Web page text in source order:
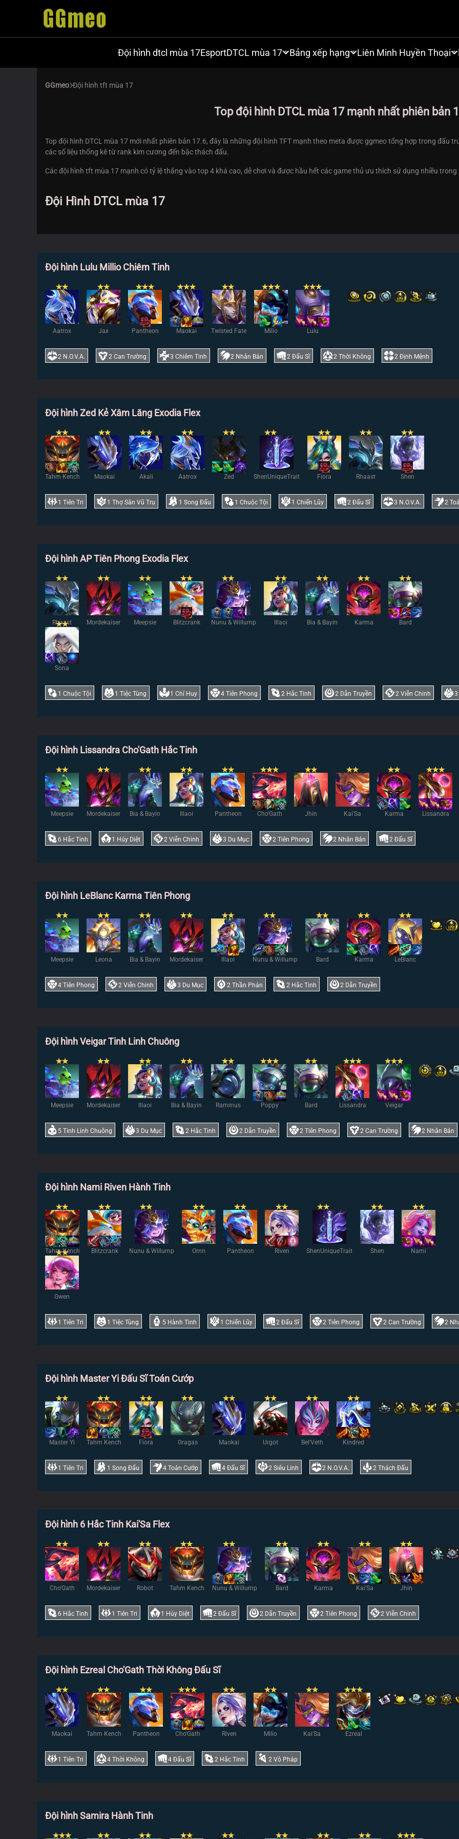
Đội hình dtcl mùa 17EsportDTCL mùa 17 Bảng xếp hạng Liên Minh Huyền Thoại
GGmeo Đội hình tft mùa 17
Top đội hình DTCL mùa 17 mạnh nhất phiên bản
Top đội hình DTCL mùa 17 mới nhất phiên bản 17.6, đây là những đội hình TFT mạnh theo meta được ggmeo tổng hợp trong đấu
các số liệu thống kê từ rank kim cương đến bậc thách đấu.
Các đội hình tft mùa 17 mạnh có tỷ lệ thắng vào top 4 khá cao, dễ chơi và được hầu hết các game thủ ưu thích sử dụng nhiều trong
Đội Hình DTCL mùa 17
Đội hình Lulu Millio Chiêm Tinh
✭✭
Aatrox
✭✭
Jax
✭✭✭
Pantheon
✭✭✭
Maokai
✭✭
Twisted Fate
✭✭✭
Milio
✭✭✭
Lulu
2 N.O.V.A. 2 Can Trường 3 Chiêm Tinh 2 Nhân Bản 2 Đấu Sĩ 2 Thời Không 2 Định Mệnh
Đội hình Zed Kẻ Xâm Lăng Exodia Flex
✭✭
Tahm Kench
✭✭
Maokai
✭✭
Akali
✭✭
Aatrox
✭✭
Zed
✭✭
ShenUniqueTrait
✭✭
Fiora
✭✭
Rhaast
✭✭
Shen
1 Tiên Tri 1 Thợ Săn Vũ Trụ 1 Song Đấu 1 Chuộc Tội 1 Chiến Lũy 2 Đấu Sĩ 3 N.O.V.A. 2
Đội hình AP Tiên Phong Exodia Flex
✭✭
Rhaast
✭✭
Mordekaiser
✭✭
Meepsie
✭✭
Blitzcrank
✭✭
Nunu & Willump
✭✭
Illaoi
✭✭
Bia & Bayin
✭✭
Karma
✭✭
Bard
✭✭
Sona
1 Chuộc Tội 1 Tiệc Tùng 1 Chỉ Huy 4 Tiên Phong 2 Hắc Tinh 2 Dẫn Truyền 2 Viễn Chinh 3
Đội hình Lissandra Cho'Gath Hắc Tinh
✭✭
Meepsie
✭✭
Mordekaiser
✭✭
Bia & Bayin
✭✭
Illaoi
✭✭
Pantheon
✭✭✭
Cho'Gath
✭✭
Jhin
✭✭
Kai'Sa
✭✭
Karma
✭✭✭
Lissandra
6 Hắc Tinh 1 Hủy Diệt 2 Viễn Chinh 3 Du Mục 2 Tiên Phong 2 Nhân Bản 2 Đấu Sĩ
Đội hình LeBlanc Karma Tiên Phong
✭✭
Meepsie
✭✭
Leona
✭✭
Bia & Bayin
✭✭
Mordekaiser
✭✭
Illaoi
✭✭
Nunu & Willump
✭✭
Bard
✭✭
Karma
✭✭
LeBlanc
4 Tiên Phong 2 Viễn Chinh 3 Du Mục 2 Thần Phán 2 Hắc Tinh 2 Dẫn Truyền
Đội hình Veigar Tinh Linh Chuông
✭✭
Meepsie
✭✭
Mordekaiser
✭✭
Illaoi
✭✭
Bia & Bayin
✭✭
Rammus
✭✭✭
Poppy
✭✭
Bard
✭✭✭
Lissandra
✭✭✭
Veigar
5 Tinh Linh Chuông 3 Du Mục 2 Hắc Tinh 2 Dẫn Truyền 2 Tiên Phong 2 Can Trường 2 Nhân Bản
Đội hình Nami Riven Hành Tinh
✭✭
Tahm Kench
✭✭
Blitzcrank
✭✭
Nunu & Willump
✭✭
Ornn
✭✭
Pantheon
✭✭
Riven
✭✭
ShenUniqueTrait
✭✭
Shen
✭✭
Nami
✭✭
Gwen
1 Tiên Tri 1 Tiệc Tùng 5 Hành Tinh 1 Chiến Lũy 2 Đấu Sĩ 2 Tiên Phong 2 Can Trường 2
Đội hình Master Yi Đấu Sĩ Toán Cướp
✭✭
Master Yi
✭✭
Tahm Kench
✭✭
Fiora
✭✭
Gragas
✭✭
Maokai
✭✭
Urgot
✭✭
Bel'Veth
✭✭
Kindred
1 Tiên Tri 1 Song Đấu 4 Toán Cướp 4 Đấu Sĩ 2 Siêu Linh 2 N.O.V.A. 2 Thách Đấu
Đội hình 6 Hắc Tinh Kai'Sa Flex
✭✭
Cho'Gath
✭✭
Mordekaiser
✭✭
Robot
✭✭
Tahm Kench
✭✭
Nunu & Willump
✭✭
Bard
✭✭
Karma
✭✭
Kai'Sa
✭✭
Jhin
6 Hắc Tinh 1 Tiên Tri 1 Hủy Diệt 2 Đấu Sĩ 2 Dẫn Truyền 2 Tiên Phong 2 Viễn Chinh
Đội hình Ezreal Cho'Gath Thời Không Đấu Sĩ
✭✭
Maokai
✭✭
Tahm Kench
✭✭
Pantheon
✭✭✭
Cho'Gath
✭✭
Riven
✭✭
Milio
✭✭
Kai'Sa
✭✭✭
Ezreal
1 Tiên Tri 4 Thời Không 4 Đấu Sĩ 2 Hắc Tinh 2 Vô Pháp
Đội hình Samira Hành Tinh
✭✭✭ ✭✭ ✭✭ ✭✭ ✭✭ ✭✭ ✭✭ ✭✭ ✭✭✭